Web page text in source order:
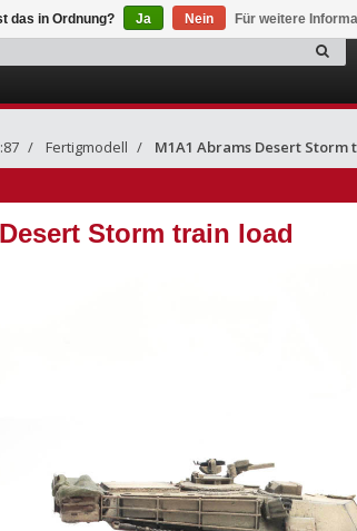
Fertigmodell M1A1 Abrams Desert Storm
Storm train load
das in Ordnung? Ja Nein Für weitere